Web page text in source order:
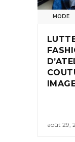
MODE
août 29,